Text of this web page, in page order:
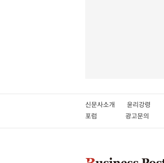
신문사소개 윤리강령
포럼
광고문의